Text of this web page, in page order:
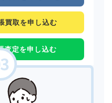
買取を申し込む
査定を申し込む